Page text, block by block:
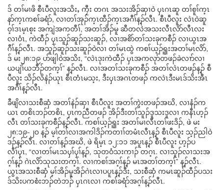
ဒ် တၢ်မၢဖိ စီၤပီလူးအသိးႇ ကၠီး တဂၤ အသးအိၣ်ဆှၢဝဲ ၦၤဂၤဆူ တၢ်စူၢ်က့ၤ
နာ်က့ၤကစၢ်ခရံာ်, လၢတၢ်အုၣ်က့ၤထီၣ်က့ၤအဂီၢ်န့ၣ်လီၤ. စီၤပီလူး လဲၤဝဲဆူ
ဝ့ၢ်ဒၤမ့ၤစ့း အကျဲအကတီၢ်, အတၢ်အိၣ်မူ ဆီတလဲအသးလီၤလိာ်လီၤလး
လၢဝံၤ, ကဲထီၣ် ၦၤသူၣ်ဆူၣ်သးဆူၣ်, လၢအစိာ်တၢ်သးခုကစီၣ် လၢယွၤအ
ဂီၢ်န့ၣ်လီၤ. အသူၣ်ဆူၣ်သးဆူၣ်ဝဲလၢ တၢ်မၤထွဲ ကစၢ်ယ့ၣ်ၡူးအတၢ်မၤလိာ်,
ဒ် မး၂၈:၁၉ ပာ်ဖျါဝဲအသိး, “လဲၤဒုးကဲထီၣ် ၦၤအကလုာ်တဖၣ်ခဲလၢာ်လၢ
ယပျဲၢ်ယဘီၣ်တက့ၢ်” န့ၣ်လီၤ. လၢအတၢ်သးခုကစီၣ် အတၢ်လဲၤတဖၣ်န့ၣ် စီ
ပီလူး သိၣ်လိနဲၣ်ယုၤ စီၤတံၤမသ့း, ဒီးၦၤအဂၤတဖၣ် ကလဲၤဒီးမၤဒ်သိးအီၤ
အဂီၢ်န့ၣ်လီၤ.
ခီဖျိလၢသးစီဆှံ အတၢ်နဲၣ်ဆှၢ စီၤပီလူး အတၢ်ကွဲးတဖၣ်အဃိ, လၢနံၣ်က
ယၤ တစိၤဘၣ်တစိၤ, ပှၤကညီတဖၣ် အိၣ်ဒီးတၢ်သူၣ်ဒူသးဒူလၢ ကနီၤဟ့ၣ်
လီၤ တၢ်သးခုကစီၣ်န့ၣ်လီၤ. ကစၢ်ယ့ၣ်ၡူး အတၢ်မၢလီၤတၢ်ဖးဒိၣ်, ဖဲ မး
၂၈:၁၉-၂ဝ န့ၣ် မ့ၢ်တၢ်လၢအကါဒိၣ်ကတၢၢ်တမံၤလီၤန့ၣ် စီၤပီလူး သ့ၣ်ညါဝဲ
ဒၣ်န့ၣ်လီၤ. လၢတၢ်န့ၣ်အဃိ, ဖဲ ရိမ့ၤ ၁၂:၁၁ အပူၤန့ၣ် စီၤပီလူး ဟ့ၣ်ပ
လီၢ်ၦၤ, “လၢတၢ်မၤသၦၢ်ၦၢ်န့ၣ်, သုတဝံသးကၢၣ် တဂ့ၤ. လၢသူၣ်လၢသးအ
ဂ့ၢ်န့ၣ် ဂဲၤလိာ်သုသးတက့ၢ်. လၢကစၢ်အဂ့ၢ်န့ၣ် မၤအတၢ်တက့ၢ်” န့ၣ်လီၤ.
ယွၤအသးစီဆှံ မ့ၢ်အိၣ်မူအိၣ်ဂဲၤလၢပပူၤန့ၣ်ဒီး, သးစီဆှံ ကမၤဆူၣ်ထီၣ်ပသး
ဒ်သိးပကစံးဘၣ်တဲဘၣ် ၦၤဂၤလၢ ကစၢ်ခရံာ်အဂ့ၢ်န့ၣ်လီၤ.